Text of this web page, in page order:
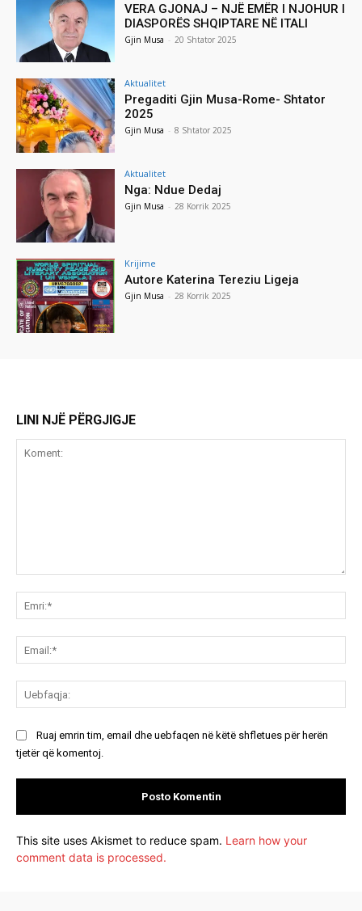
VERA GJONAJ – NJË EMËR I NJOHUR I
DIASPORËS SHQIPTARE NË ITALI
Gjin Musa - 20 Shtator 2025
Aktualitet
Pregaditi Gjin Musa-Rome- Shtator
2025
Gjin Musa - 8 Shtator 2025
Aktualitet
Nga: Ndue Dedaj
Gjin Musa - 28 Korrik 2025
Krijime
Autore Katerina Tereziu Ligeja
Gjin Musa - 28 Korrik 2025
LINI NJË PËRGJIGJE
Ruaj emrin tim, email dhe uebfaqen në këtë shfletues për herën
tjetër që komentoj.
This site uses Akismet to reduce spam. Learn how your
comment data is processed.